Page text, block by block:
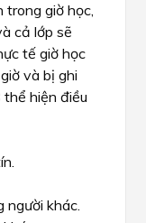
trong giờ học,
cả lớp sẽ
tế giờ học
và bị ghi
hiện điều
người khác.